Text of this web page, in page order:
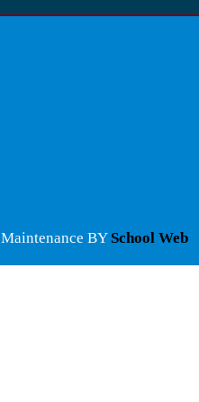
Maintenance BY School Web